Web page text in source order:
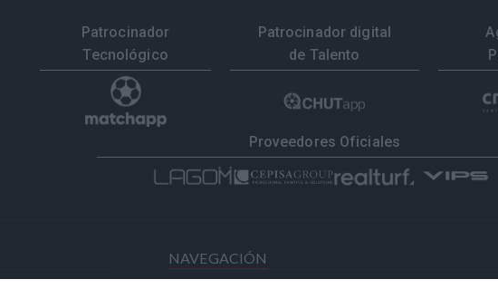
Patrocinador
Tecnológico
Patrocinador digital
de Talento
Proveedores Oficiales
NAVEGACIÓN